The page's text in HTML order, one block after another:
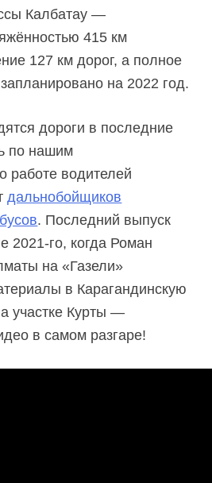
Калбатау —
415 км
127 км дорог, а полное
на 2022 год.
дороги в последние
по нашим
работе водителей
дальнобойщиков
. Последний выпуск
2021-го, когда Роман
на «Газели»
в Карагандинскую
участке Курты —
в самом разгаре!